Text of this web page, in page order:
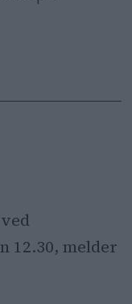
12.30, melder